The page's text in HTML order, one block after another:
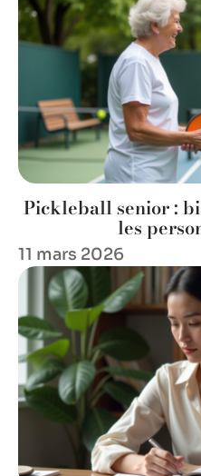
Pickleball senior :
les
11 mars 2026